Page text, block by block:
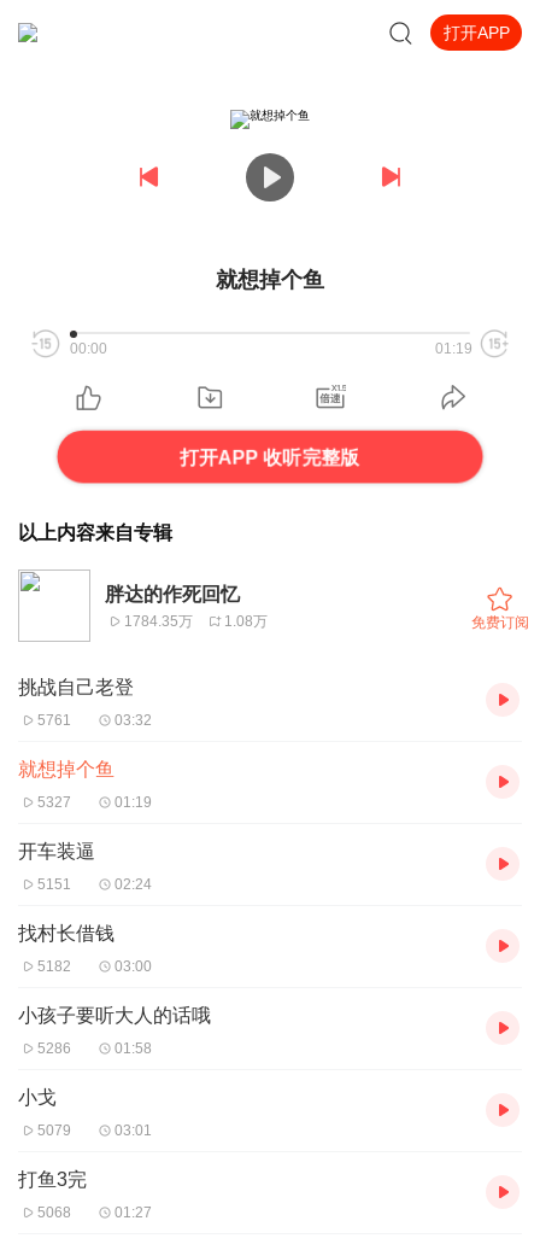
打开APP
就想掉个鱼
00:00 01:19
打开APP 收听完整版
以上内容来自专辑
胖达的作死回忆
1784.35万 1.08万 免费订阅
挑战自己老登
5761 03:32
就想掉个鱼
5327 01:19
开车装逼
5151 02:24
找村长借钱
5182 03:00
小孩子要听大人的话哦
5286 01:58
小戈
5079 03:01
打鱼3完
5068 01:27